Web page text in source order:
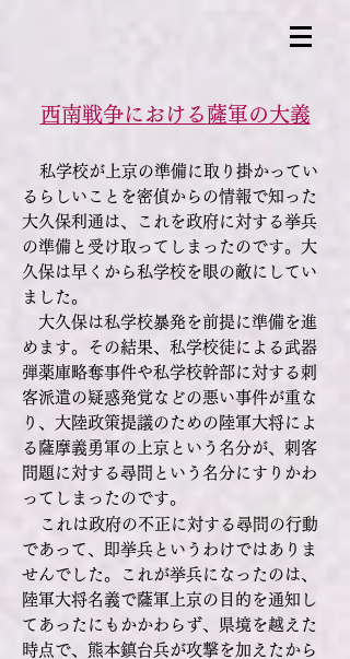
西南戦争に おける 薩軍の大義
私学校が上京の準備に取り掛かってい
るらしいことを密偵からの情報で知った
大久保利通は、これを政府に対する挙兵
の準備と受け取ってしまったのです。大
久保は早くから私学校を眼の敵にしてい
ました。
大久保は私学校暴発を前提に準備を進
めます。その結果、私学校徒による武器
弾薬庫略奪事件や私学校幹部に対する刺
客派遣の疑惑発覚などの悪い事件が重な
り、大陸政策提議のための陸軍大将によ
る薩摩義勇軍の上京という名分が、刺客
問題に対する尋問という名分にすりかわ
ってしまったのです。
これは政府の不正に対する尋問の行動
であって、即挙兵というわけではありま
せんでした。これが挙兵になったのは、
陸軍大将名義で薩軍上京の目的を通知し
てあったにもかかわらず、県境を越えた
時点で、熊本鎮台兵が攻撃を加えたから